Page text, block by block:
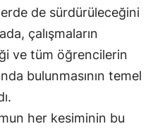
Iğdır
Yalova
Kilis
de sürdürüleceğini
çalışmaların
ve tüm öğrencilerin
bulunmasının temel
her kesiminin bu